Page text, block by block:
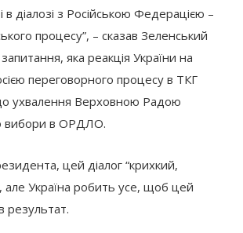
в діалозі з Російською Федерацією –
процесу”, – сказав Зеленський
яка реакція України на
переговорного процесу в ТКГ
ухвалення Верховною Радою
вибори в ОРДЛО.
цей діалог “крихкий,
але Україна робить усе, щоб цей
результат.